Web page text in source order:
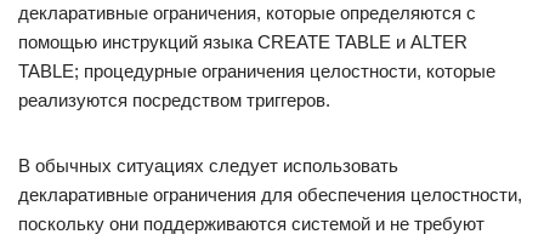
декларативные ограничения, которые определяются с
помощью инструкций языка CREATE TABLE и ALTER
TABLE; процедурные ограничения целостности, которые
реализуются посредством триггеров.
В обычных ситуациях следует использовать
декларативные ограничения для обеспечения целостности,
поскольку они поддерживаются системой и не требуют